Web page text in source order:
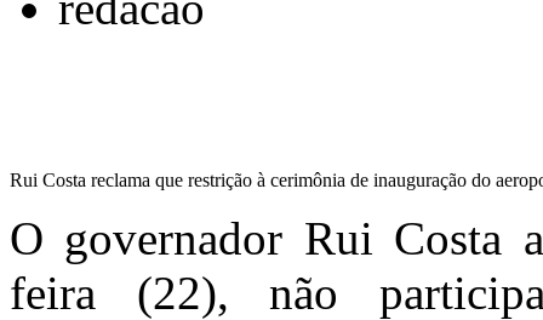
Rui Costa reclama que restrição à cerimônia de inauguração do
O governador Rui Costa
feira (22), não